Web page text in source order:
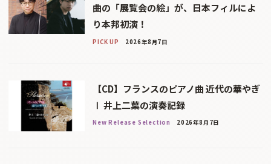
曲の「展覧会の絵」が、日本フィルによ
り本邦初演！
PICK UP 2026年8月7日
【CD】フランスのピアノ曲 近代の華やぎ
Ⅰ 井上二葉の演奏記録
New Release Selection 2026年8月7日